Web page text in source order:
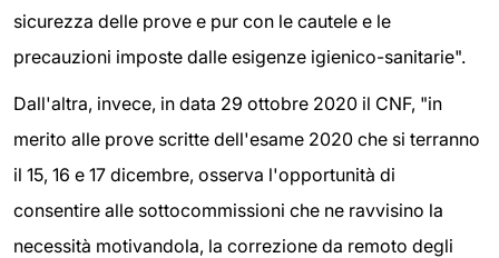
sicurezza delle prove e pur con le cautele e le
precauzioni imposte dalle esigenze igienico-sanitarie".
Dall'altra, invece, in data 29 ottobre 2020 il CNF, "in
merito alle prove scritte dell'esame 2020 che si terranno
il 15, 16 e 17 dicembre, osserva l'opportunità di
consentire alle sottocommissioni che ne ravvisino la
necessità motivandola, la correzione da remoto degli